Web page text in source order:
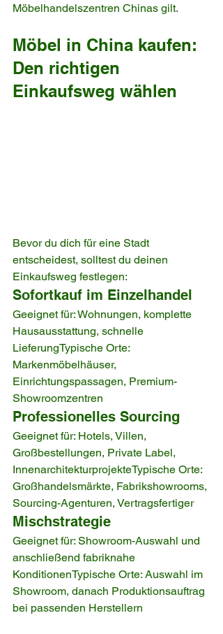
Möbelhandelszentren Chinas gilt.
Möbel in China kaufen:
Den richtigen
Einkaufsweg wählen
Bevor du dich für eine Stadt
entscheidest, solltest du deinen
Einkaufsweg festlegen:
Sofortkauf im Einzelhandel
Geeignet für: Wohnungen, komplette
Hausausstattung, schnelle
LieferungTypische Orte:
Markenmöbelhäuser,
Einrichtungspassagen, Premium-
Showroomzentren
Professionelles Sourcing
Geeignet für: Hotels, Villen,
Großbestellungen, Private Label,
InnenarchitekturprojekteTypische Orte:
Großhandelsmärkte, Fabrikshowrooms,
Sourcing-Agenturen, Vertragsfertiger
Mischstrategie
Geeignet für: Showroom-Auswahl und
anschließend fabriknahe
KonditionenTypische Orte: Auswahl im
Showroom, danach Produktionsauftrag
bei passenden Herstellern